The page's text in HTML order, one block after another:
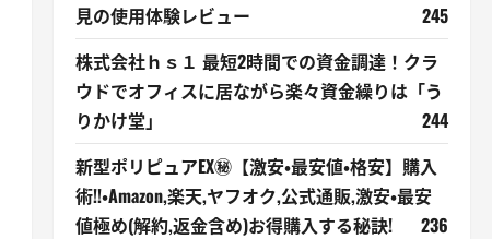
見の使用体験レビュー
245
株式会社ｈｓ１ 最短2時間での資金調達！クラ
ウドでオフィスに居ながら楽々資金繰りは「う
りかけ堂」
244
新型ポリピュアEX㊙【激安・最安値・格安】購入
術!!・Amazon,楽天,ヤフオク,公式通販,激安・最安
値極め(解約,返金含め)お得購入する秘訣!
236